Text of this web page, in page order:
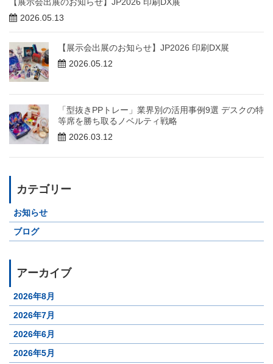
2026.05.13
【展示会出展のお知らせ】JP2026 印刷DX展
2026.05.12
「型抜きPPトレー」業界別の活用事例9選 デスクの特
等席を勝ち取るノベルティ戦略
2026.03.12
カテゴリー
お知らせ
ブログ
アーカイブ
2026年8月
2026年7月
2026年6月
2026年5月